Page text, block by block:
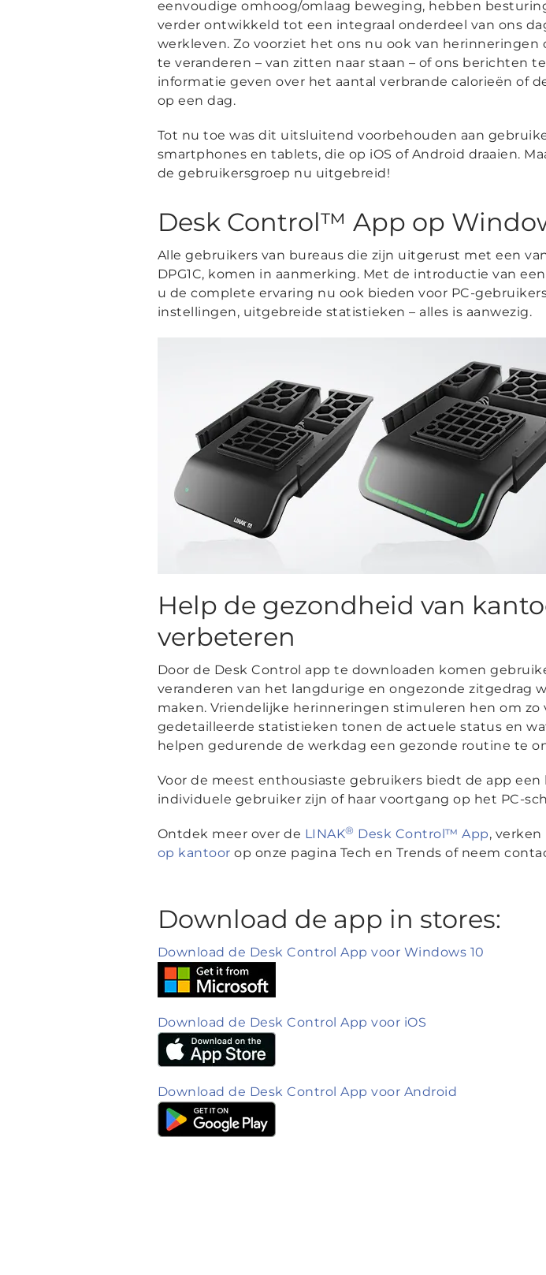
eenvoudige omhoog/omlaag beweging, hebben
verder ontwikkeld tot een integraal onderdeel van ons
werkleven. Zo voorziet het ons nu ook van herinneringen
te veranderen – van zitten naar staan – of ons berichten
informatie geven over het aantal verbrande calorieën of
op een dag.
Tot nu toe was dit uitsluitend voorbehouden aan
smartphones en tablets, die op iOS of Android draaien.
de gebruikersgroep nu uitgebreid!
Desk Control™ App op
Alle gebruikers van bureaus die zijn uitgerust met een
DPG1C, komen in aanmerking. Met de introductie van
u de complete ervaring nu ook bieden voor PC-
instellingen, uitgebreide statistieken – alles is aanwezig.
Help de gezondheid van
verbeteren
Door de Desk Control app te downloaden komen
veranderen van het langdurige en ongezonde zitgedrag
maken. Vriendelijke herinneringen stimuleren hen om zo
gedetailleerde statistieken tonen de actuele status en
helpen gedurende de werkdag een gezonde routine te
Voor de meest enthousiaste gebruikers biedt de app
individuele gebruiker zijn of haar voortgang op het PC-
Ontdek meer over de LINAK® Desk Control™ App, verken
op kantoor op onze pagina Tech en Trends of neem
Download de app in stores:
Download de Desk Control App voor Windows 10
Download de Desk Control App voor iOS
Download de Desk Control App voor Android